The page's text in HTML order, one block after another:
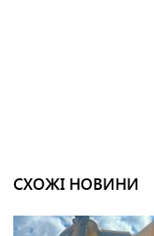
СХОЖІ НОВИНИ